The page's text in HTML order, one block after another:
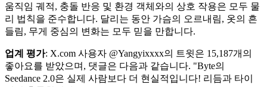
움직임 궤적, 충돌 반응 및 환경 객체와의 상호 작용은 모두 물
리 법칙을 준수합니다. 달리는 동안 가슴의 오르내림, 옷의 흔
들림, 무게 중심의 변화는 모두 믿을 만합니다.
업계 평가: X.com 사용자 @Yangyixxxx의 트윗은 15,187개의
좋아요를 받았으며, 댓글은 다음과 같습니다. "Byte의
Seedance 2.0은 실제 사람보다 더 현실적입니다! 리듬과 타이